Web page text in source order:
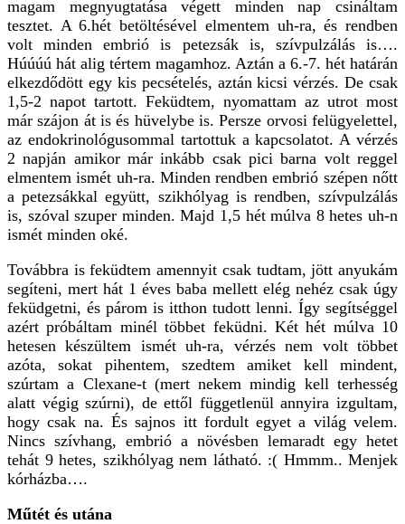
magam megnyugtatása végett minden nap csináltam
tesztet. A 6.hét betöltésével elmentem uh-ra, és rendben
volt minden embrió is petezsák is, szívpulzálás is….
Húúúú hát alig tértem magamhoz. Aztán a 6.-7. hét határán
elkezdődött egy kis pecsételés, aztán kicsi vérzés. De csak
1,5-2 napot tartott. Feküdtem, nyomattam az utrot most
már szájon át is és hüvelybe is. Persze orvosi felügyelettel,
az endokrinológusommal tartottuk a kapcsolatot. A vérzés
2 napján amikor már inkább csak pici barna volt reggel
elmentem ismét uh-ra. Minden rendben embrió szépen nőtt
a petezsákkal együtt, szikhólyag is rendben, szívpulzálás
is, szóval szuper minden. Majd 1,5 hét múlva 8 hetes uh-n
ismét minden oké.
Továbbra is feküdtem amennyit csak tudtam, jött anyukám
segíteni, mert hát 1 éves baba mellett elég nehéz csak úgy
feküdgetni, és párom is itthon tudott lenni. Így segítséggel
azért próbáltam minél többet feküdni. Két hét múlva 10
hetesen készültem ismét uh-ra, vérzés nem volt többet
azóta, sokat pihentem, szedtem amiket kell mindent,
szúrtam a Clexane-t (mert nekem mindig kell terhesség
alatt végig szúrni), de ettől függetlenül annyira izgultam,
hogy csak na. És sajnos itt fordult egyet a világ velem.
Nincs szívhang, embrió a növésben lemaradt egy hetet
tehát 9 hetes, szikhólyag nem látható. :( Hmmm.. Menjek
kórházba….
Műtét és utána